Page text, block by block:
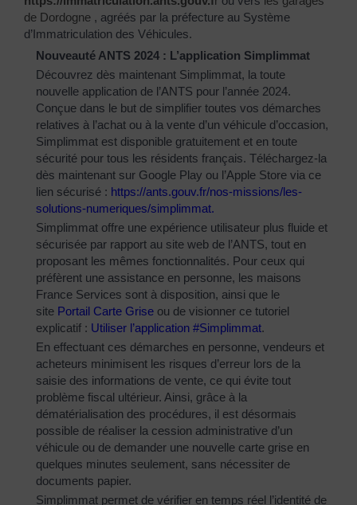
de Dordogne , agréés par la préfecture au Système
d’Immatriculation des Véhicules.
Nouveauté ANTS 2024 : L’application Simplimmat
Découvrez dès maintenant Simplimmat, la toute
nouvelle application de l’ANTS pour l’année 2024.
Conçue dans le but de simplifier toutes vos démarches
relatives à l’achat ou à la vente d’un véhicule d’occasion,
Simplimmat est disponible gratuitement et en toute
sécurité pour tous les résidents français. Téléchargez-la
dès maintenant sur Google Play ou l’Apple Store via ce
lien sécurisé : https://ants.gouv.fr/nos-missions/les-
solutions-numeriques/simplimmat.
Simplimmat offre une expérience utilisateur plus fluide et
sécurisée par rapport au site web de l’ANTS, tout en
proposant les mêmes fonctionnalités. Pour ceux qui
préfèrent une assistance en personne, les maisons
France Services sont à disposition, ainsi que le
site Portail Carte Grise ou de visionner ce tutoriel
explicatif : Utiliser l’application #Simplimmat.
En effectuant ces démarches en personne, vendeurs et
acheteurs minimisent les risques d’erreur lors de la
saisie des informations de vente, ce qui évite tout
problème fiscal ultérieur. Ainsi, grâce à la
dématérialisation des procédures, il est désormais
possible de réaliser la cession administrative d’un
véhicule ou de demander une nouvelle carte grise en
quelques minutes seulement, sans nécessiter de
documents papier.
Simplimmat permet de vérifier en temps réel l’identité de